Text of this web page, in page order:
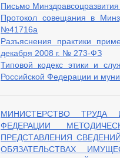
Письмо
Протокол совещания в
№41716а
Разъяснения практики
декабря 2008 г. № 273-ФЗ
Типовой кодекс этики и
Российской Федерации и
МИНИСТЕРСТВО
ФЕДЕРАЦИИ
ПРЕДСТАВЛЕНИЯ
ОБЯЗАТЕЛЬСТВАХ